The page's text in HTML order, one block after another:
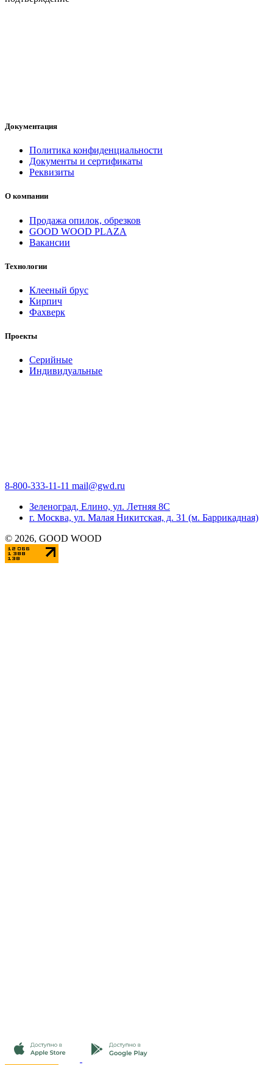
Документация
Политика конфиденциальности
Документы и сертификаты
Реквизиты
О компании
Продажа опилок, обрезков
GOOD WOOD PLAZA
Вакансии
Технологии
Клееный брус
Кирпич
Фахверк
Проекты
Серийные
Индивидуальные
8-800-333-11-11 mail@gwd.ru
Зеленоград, Елино, ул. Летняя 8С
г. Москва, ул. Малая Никитская, д. 31 (м. Баррикадная)
© 2026, GOOD WOOD